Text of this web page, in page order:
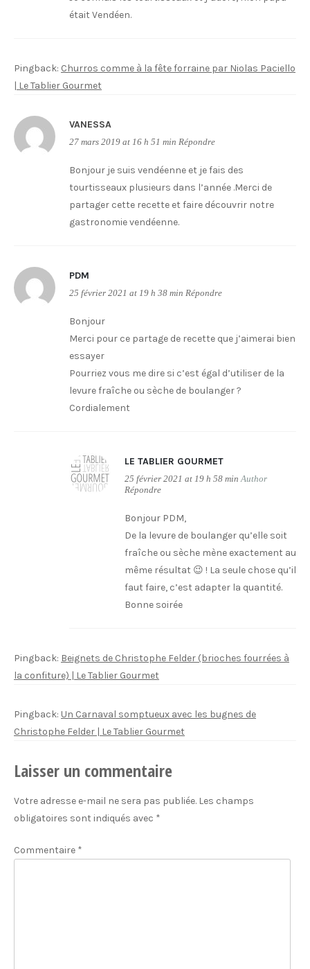
était Vendéen.
Pingback: Churros comme à la fête forraine par Niolas Paciello
| Le Tablier Gourmet
VANESSA
27 mars 2019 at 16 h 51 min Répondre
Bonjour je suis vendéenne et je fais des
tourtisseaux plusieurs dans l’année .Merci de
partager cette recette et faire découvrir notre
gastronomie vendéenne.
PDM
25 février 2021 at 19 h 38 min Répondre
Bonjour
Merci pour ce partage de recette que j’aimerai bien
essayer
Pourriez vous me dire si c’est égal d’utiliser de la
levure fraîche ou sèche de boulanger ?
Cordialement
LE TABLIER GOURMET
25 février 2021 at 19 h 58 min Author
Répondre
Bonjour PDM,
De la levure de boulanger qu’elle soit
fraîche ou sèche mène exactement au
même résultat 😉 ! La seule chose qu’il
faut faire, c’est adapter la quantité.
Bonne soirée
Pingback: Beignets de Christophe Felder (brioches fourrées à
la confiture) | Le Tablier Gourmet
Pingback: Un Carnaval somptueux avec les bugnes de
Christophe Felder | Le Tablier Gourmet
Laisser un commentaire
Votre adresse e-mail ne sera pas publiée. Les champs
obligatoires sont indiqués avec *
Commentaire *